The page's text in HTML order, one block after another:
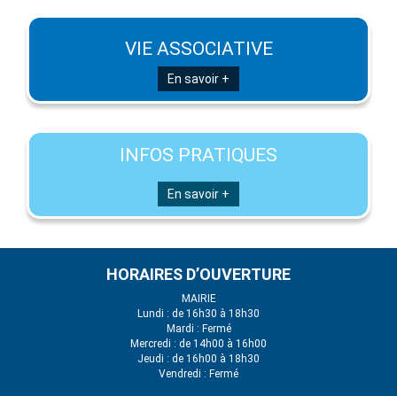
VIE ASSOCIATIVE
En savoir +
INFOS PRATIQUES
En savoir +
HORAIRES D’OUVERTURE
MAIRIE
Lundi : de 16h30 à 18h30
Mardi : Fermé
Mercredi : de 14h00 à 16h00
Jeudi : de 16h00 à 18h30
Vendredi : Fermé